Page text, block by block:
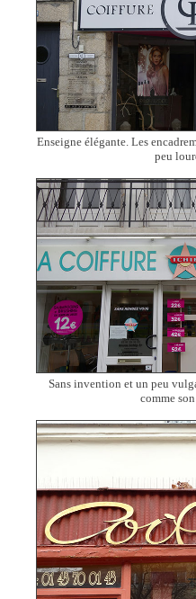
Enseigne élégante. Les
peu
Sans invention et un peu
comme